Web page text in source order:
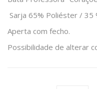
Sarja 65% Poliéster / 35
Aperta com fecho.
Possibilidade de alterar